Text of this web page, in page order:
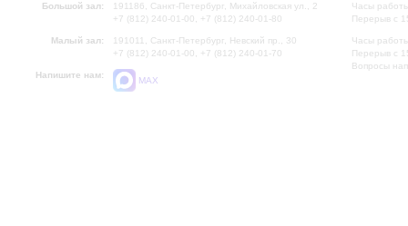
Большой зал:
191186, Санкт-Петербург, Михайловская ул., 2
+7 (812) 240-01-00, +7 (812) 240-01-80
Малый зал:
191011, Санкт-Петербург, Невский пр., 30
+7 (812) 240-01-00, +7 (812) 240-01-70
Напишите нам:
MAX
Часы
Перерыв с
Часы
Перерыв с
Вопросы